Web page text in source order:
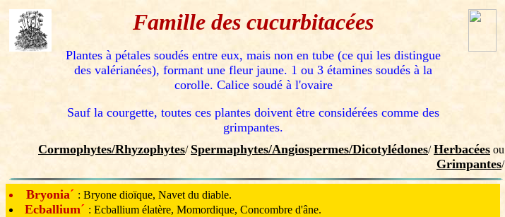
Famille des cucurbitacées
Plantes à pétales soudés entre eux, mais non en tube (ce qui les distingue
des valérianées), formant une fleur jaune. 1 ou 3 étamines soudés à la
corolle. Calice soudé à l'ovaire
Sauf la courgette, toutes ces plantes doivent être considérées comme des
grimpantes.
Cormophytes/Rhyzophytes/ Spermaphytes/Angiospermes/Dicotylédones/Herbacées ou
Grimpantes/
Bryonia´ : Bryone dioïque, Navet du diable.
Ecballium´ : Ecballium élatère, Momordique, Concombre d'âne.